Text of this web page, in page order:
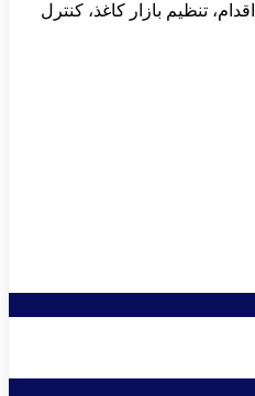
تنظیم بازار کاغذ، کنترل